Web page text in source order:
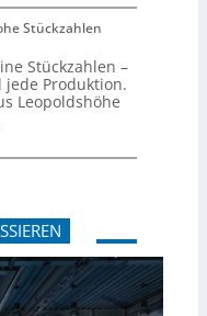
Stückzahlen
Stückzahlen –
Produktion.
Leopoldshöhe